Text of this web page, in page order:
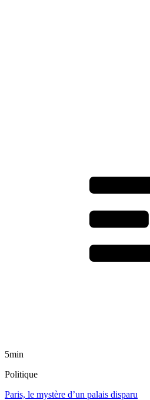
5min
Politique
Paris, le mystère d’un palais disparu